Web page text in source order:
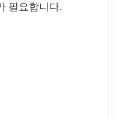
필요합니다.